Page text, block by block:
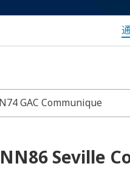
GAC Communique
Seville